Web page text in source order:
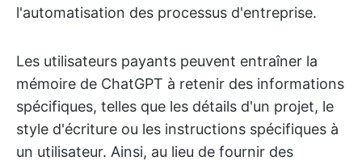
l'automatisation des processus d'entreprise.
Les utilisateurs payants peuvent entraîner la
mémoire de ChatGPT à retenir des informations
spécifiques, telles que les détails d'un projet, le
style d'écriture ou les instructions spécifiques à
un utilisateur. Ainsi, au lieu de fournir des